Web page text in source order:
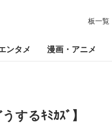
板一覧
ンタメ 漫画・アニメ
するｷﾐｶｽﾞ】